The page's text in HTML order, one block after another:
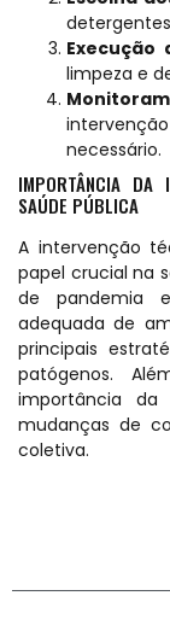
Execução
limpeza e
necessário.
IMPORTÂNCIA DA
SAÚDE PÚBLICA
A intervenção
papel crucial na
de pandemia
adequada de
principais
patógenos.
importância
mudanças de
coletiva.